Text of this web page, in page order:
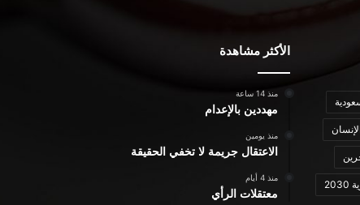
الأكثر مشاهدة
منذ 14 ساعة
مهددين بالإعدام
منذ يومين
الاعتقال جريمة لا تخفي الحقيقة
منذ 4 أيام
معتقلات الرأي